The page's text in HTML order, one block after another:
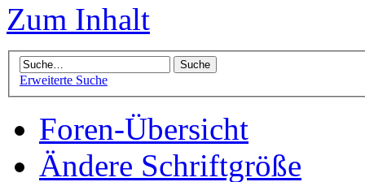
Zum Inhalt
Erweiterte Suche
Foren-Übersicht
Ändere Schriftgröße